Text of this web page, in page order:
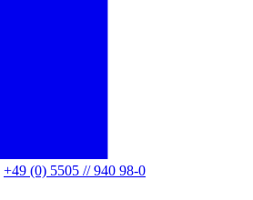
+49 (0) 5505 // 940 98-0